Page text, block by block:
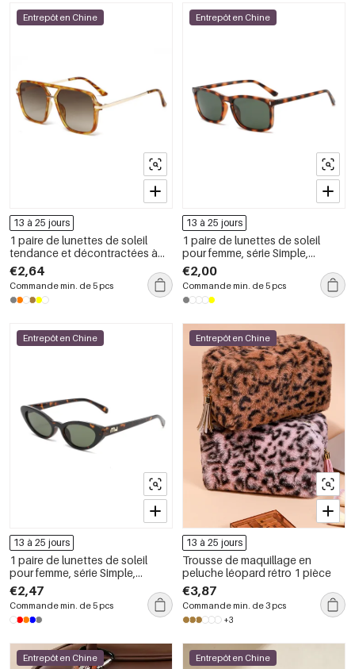
Entrepôt en Chine
13 à 25 jours
1 paire de lunettes de soleil
tendance et décontractées à
imprimé léopard pour femme
€2,64
Commande min. de 5 pcs
Entrepôt en Chine
13 à 25 jours
1 paire de lunettes de soleil
pour femme, série Simple,
décontractées, imprimé léopard,
PC
€2,00
Commande min. de 5 pcs
Entrepôt en Chine
13 à 25 jours
1 paire de lunettes de soleil
pour femme, série Simple,
décontractées, imprimé léopard,
PC
€2,47
Commande min. de 5 pcs
Entrepôt en Chine
13 à 25 jours
Trousse de maquillage en
peluche léopard rétro 1 pièce
€3,87
Commande min. de 3 pcs
+3
Entrepôt en Chine Entrepôt en Chine